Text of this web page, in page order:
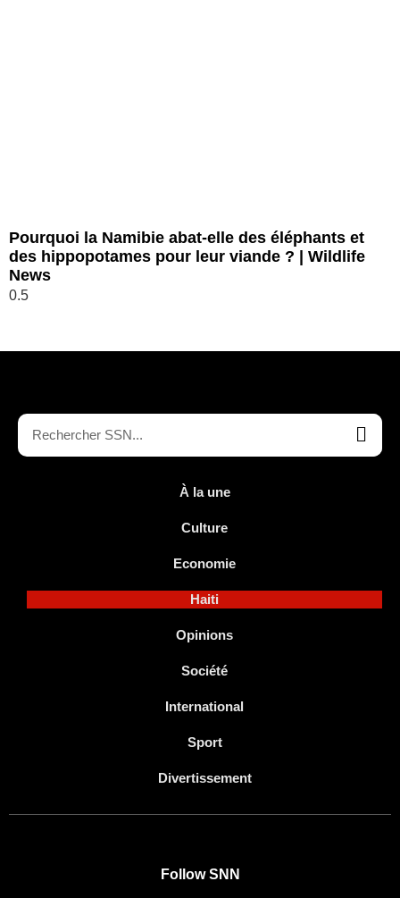
Pourquoi la Namibie abat-elle des éléphants et
des hippopotames pour leur viande ? | Wildlife
News
À la une
Culture
Economie
Haiti
Opinions
Société
International
Sport
Divertissement
Follow SNN